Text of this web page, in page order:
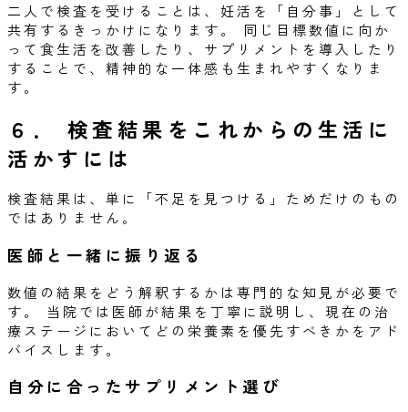
二人で検査を受けることは、妊活を「自分事」として
共有するきっかけになります。 同じ目標数値に向か
って食生活を改善したり、サプリメントを導入したり
することで、精神的な一体感も生まれやすくなりま
す。
６．
検査結果をこれからの生活に
活かすには
検査結果は、単に「不足を見つける」ためだけのもの
ではありません。
医師と一緒に振り返る
数値の結果をどう解釈するかは専門的な知見が必要で
す。 当院では医師が結果を丁寧に説明し、現在の治
療ステージにおいてどの栄養素を優先すべきかをアド
バイスします。
自分に合ったサプリメント選び